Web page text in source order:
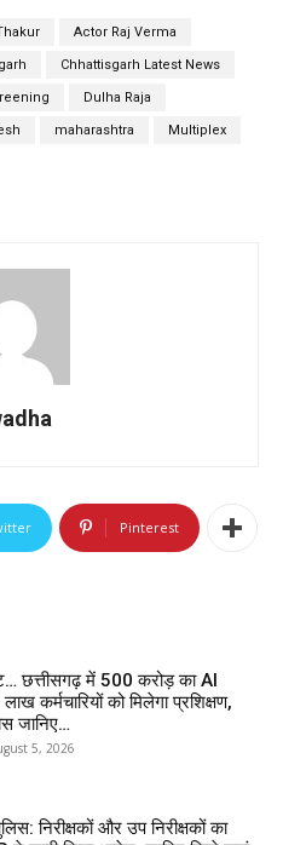
Actor Raj Verma
Chhattisgarh Latest News
Dulha Raja
maharashtra Multiplex
Pinterest
छत्तीसगढ़ में 500 करोड़ का AI
कर्मचारियों को मिलेगा प्रशिक्षण,
जानिए…
5, 2026
निरीक्षकों और उप निरीक्षकों का